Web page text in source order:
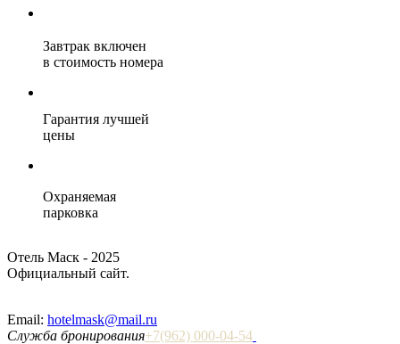
Завтрак включен
в стоимость номера
Гарантия лучшей
цены
Охраняемая
парковка
Отель Маск - 2025
Официальный сайт.
Email: hotelmask@mail.ru
Служба бронирования+7(962) 000-04-54